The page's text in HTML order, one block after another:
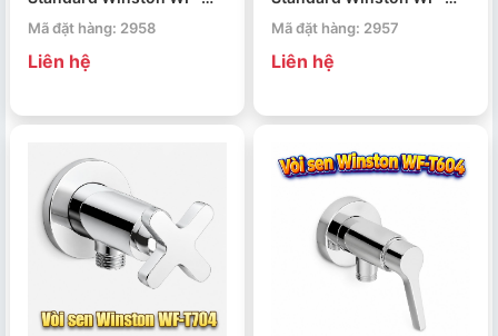
T703
Mã đặt hàng: 2958
Liên hệ
T603
Mã đặt hàng: 2957
Liên hệ